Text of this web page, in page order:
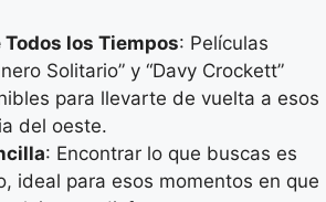
los Tiempos: Películas
Solitario” y “Davy Crockett”
para llevarte de vuelta a esos
del oeste.
: Encontrar lo que buscas es
ideal para esos momentos en que